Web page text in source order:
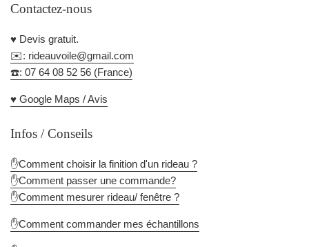
Contactez-nous
♥️ Devis gratuit.
✉️: rideauvoile@gmail.com
☎️: 07 64 08 52 56 (France)
♥️ Google Maps / Avis
Infos / Conseils
✋Comment choisir la finition d'un rideau ?
✋Comment passer une commande?
✋Comment mesurer rideau/ fenêtre ?
✋Comment commander mes échantillons